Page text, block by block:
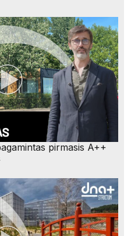
pirmasis A++